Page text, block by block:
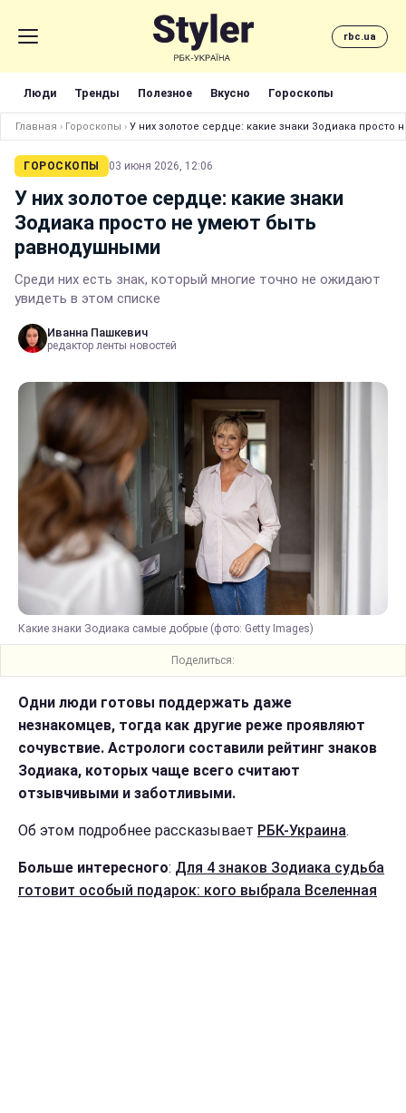
rbc.ua
Люди Тренды Полезное Вкусно Гороскопы
Главная › Гороскопы › У них золотое сердце: какие знаки Зодиака
ГОРОСКОПЫ 03 июня 2026, 12:06
У них золотое сердце: какие знаки
Зодиака просто не умеют быть
равнодушными
Среди них есть знак, который многие точно не ожидают
увидеть в этом списке
Иванна Пашкевич
редактор ленты новостей
Какие знаки Зодиака самые добрые (фото: Getty Images)
Поделиться:
Одни люди готовы поддержать даже
незнакомцев, тогда как другие реже проявляют
сочувствие. Астрологи составили рейтинг знаков
Зодиака, которых чаще всего считают
отзывчивыми и заботливыми.
Об этом подробнее рассказывает РБК-Украина.
Больше интересного: Для 4 знаков Зодиака судьба
готовит особый подарок: кого выбрала Вселенная